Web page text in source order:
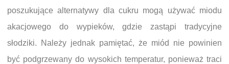
poszukujące alternatywy dla cukru mogą używać miodu
akacjowego do wypieków, gdzie zastąpi tradycyjne
słodziki. Należy jednak pamiętać, że miód nie powinien
być podgrzewany do wysokich temperatur, ponieważ traci